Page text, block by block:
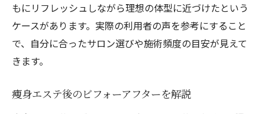
もにリフレッシュしながら理想の体型に近づけたという
ケースがあります。実際の利用者の声を参考にすること
で、自分に合ったサロン選びや施術頻度の目安が見えて
きます。
痩身エステ後のビフォーアフターを解説